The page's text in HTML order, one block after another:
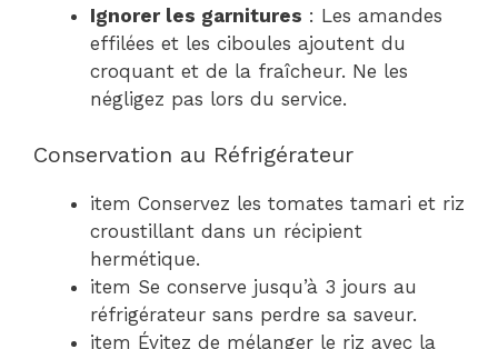
Ignorer les garnitures : Les amandes
effilées et les ciboules ajoutent du
croquant et de la fraîcheur. Ne les
négligez pas lors du service.
Conservation au Réfrigérateur
item Conservez les tomates tamari et riz
croustillant dans un récipient
hermétique.
item Se conserve jusqu’à 3 jours au
réfrigérateur sans perdre sa saveur.
item Évitez de mélanger le riz avec la